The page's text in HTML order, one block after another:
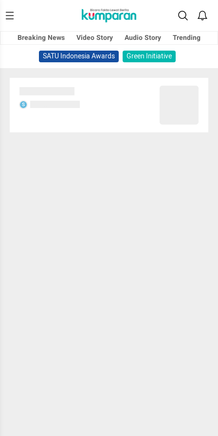
Breaking News Video Story Audio Story
Trending
SATU Indonesia Awards
Green Initiative
S